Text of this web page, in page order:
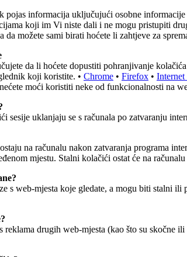
pojas informacija uključujući osobne
koji im Vi niste dali i ne mogu pristupiti
da možete sami birati hoćete li zahtjeve za
da li hoćete dopustiti pohranjivanje
koji koristite. • Chrome • Firefox •
moći koristiti neke od funkcionalnosti na
sesije uklanjaju se s računala po zatvaranju
na računalu nakon zatvaranja programa
mjestu. Stalni kolačići ostat će na
s web-mjesta koje gledate, a mogu biti stalni
reklama drugih web-mjesta (kao što su skočne